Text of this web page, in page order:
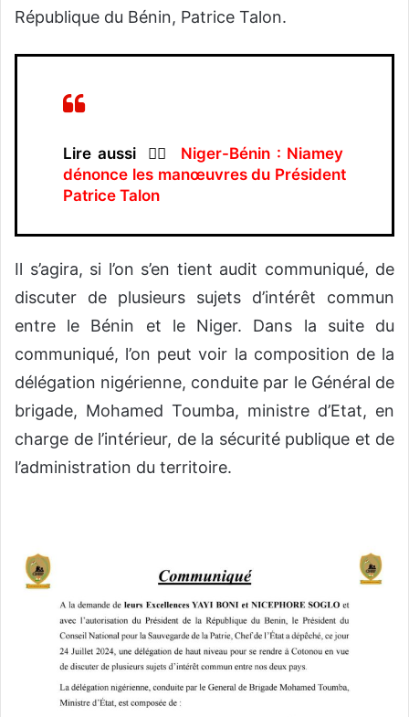
République du Bénin, Patrice Talon.
Lire aussi 👉🏿 Niger-Bénin : Niamey
dénonce les manœuvres du Président
Patrice Talon
Il s’agira, si l’on s’en tient audit communiqué, de
discuter de plusieurs sujets d’intérêt commun
entre le Bénin et le Niger. Dans la suite du
communiqué, l’on peut voir la composition de la
délégation nigérienne, conduite par le Général de
brigade, Mohamed Toumba, ministre d’Etat, en
charge de l’intérieur, de la sécurité publique et de
l’administration du territoire.